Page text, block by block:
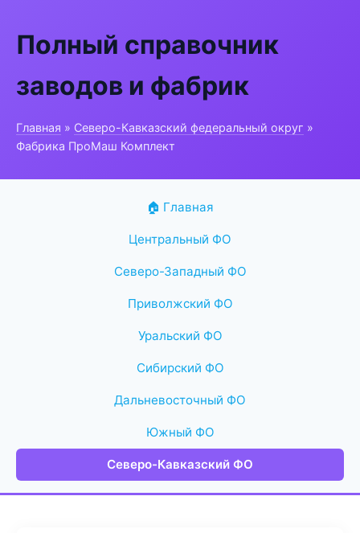
Полный справочник
заводов и фабрик
Главная » Северо-Кавказский федеральный округ »
Фабрика ПроМаш Комплект
🏠 Главная
Центральный ФО
Северо-Западный ФО
Приволжский ФО
Уральский ФО
Сибирский ФО
Дальневосточный ФО
Южный ФО
Северо-Кавказский ФО